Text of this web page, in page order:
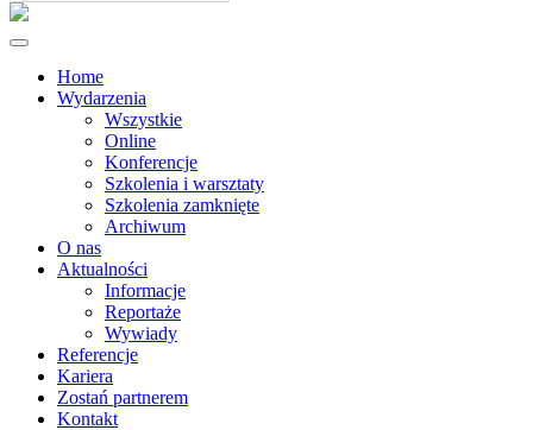
Home
Wydarzenia
Wszystkie
Online
Konferencje
Szkolenia i warsztaty
Szkolenia zamknięte
Archiwum
O nas
Aktualności
Informacje
Reportaże
Wywiady
Referencje
Kariera
Zostań partnerem
Kontakt